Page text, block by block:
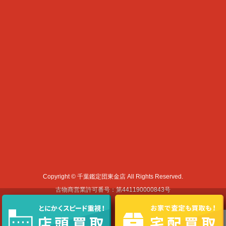
Copyright © 千葉鑑定団東金店 All Rights Reserved.
古物商営業許可番号：第441190000843号